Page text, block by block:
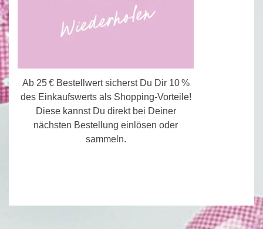
Ab 25 € Bestellwert sicherst Du Dir 10 %
des Einkaufswerts als Shopping-Vorteile!
Diese kannst Du direkt bei Deiner
nächsten Bestellung einlösen oder
sammeln.